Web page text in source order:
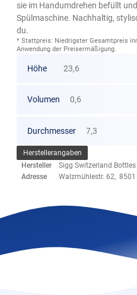
sie im Handumdrehen befüllt
Spülmaschine. Nachhaltig,
du.
* Stattpreis: Niedrigster Gesamtpreis
Anwendung der Preisermäßigung.
Höhe 23,6
Volumen 0,6
Durchmesser 7,3
Herstellerangaben
Hersteller
Sigg Switzerland Bottles
Adresse
Walzmühlestr. 62,